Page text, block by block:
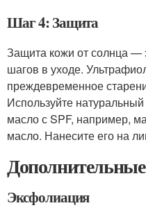
Шаг 4: Защита
Защита кожи от солнца —
шагов в уходе.
преждевременное
Используйте
масло с SPF, например,
масло. Нанесите его на
Эксфолиация